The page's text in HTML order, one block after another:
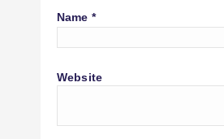
Name *
Website